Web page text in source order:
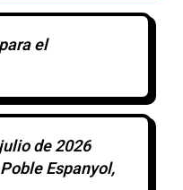
el
de 2026
Espanyol,